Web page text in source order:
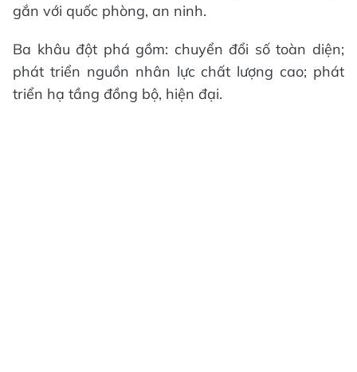
gắn với quốc phòng, an ninh.
Ba khâu đột phá gồm: chuyển đổi số toàn diện;
phát triển nguồn nhân lực chất lượng cao; phát
triển hạ tầng đồng bộ, hiện đại.